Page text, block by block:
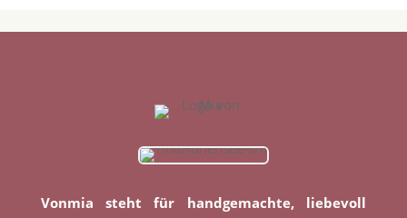
Vonmia steht für handgemachte, liebevoll